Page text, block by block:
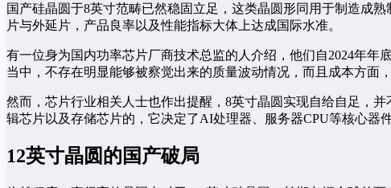
国产硅晶圆于8英寸范畴已然稳固立足，这类晶圆形同用于制造成
片与外延片，产品良率以及性能指标大体上达成国际水准。
有一位身为国内功率芯片厂商技术总监的人介绍，他们自2024年年
当中，不存在明显能够被察觉出来的质量波动情况，而且成本方面
然而，芯片行业相关人士也作出提醒，8英寸晶圆实现自给自足，
辑芯片以及存储芯片的，它决定了AI处理器、服务器CPU等核心器
12英寸晶圆的国产破局